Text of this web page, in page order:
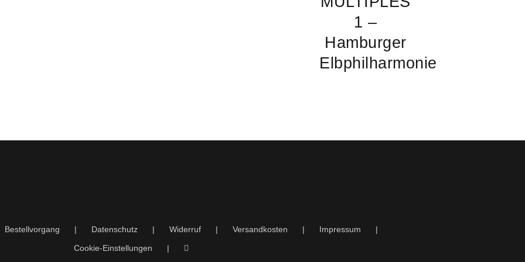
1 –
Hamburger
Elbphilharmonie
Bestellvorgang Datenschutz Widerruf Versandkosten
Impressum
Cookie-Einstellungen